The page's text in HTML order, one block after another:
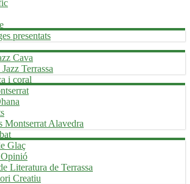
presentats
Cava
Terrassa
i coral
Montserrat Alavedra
Glaç
Literatura de Terrassa
Creatiu